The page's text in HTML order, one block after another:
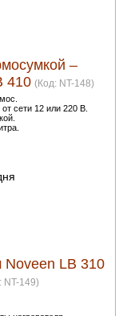
–
410 (Код: NT-148)
сети 12 или 220 В.
Noveen LB 310
NT-149)